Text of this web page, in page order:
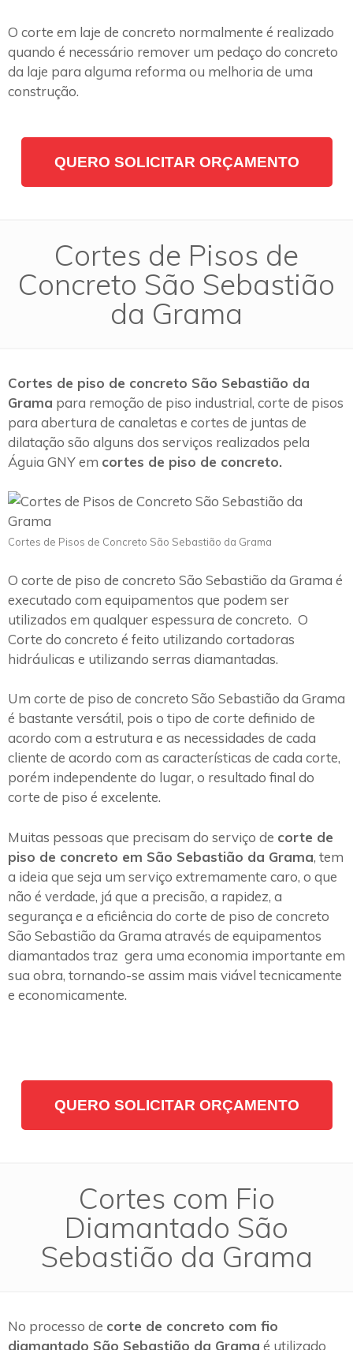
O corte em laje de concreto normalmente é realizado
quando é necessário remover um pedaço do concreto
da laje para alguma reforma ou melhoria de uma
construção.
QUERO SOLICITAR ORÇAMENTO
Cortes de Pisos de
Concreto São Sebastião
da Grama
Cortes de piso de concreto São Sebastião da
Grama para remoção de piso industrial, corte de pisos
para abertura de canaletas e cortes de juntas de
dilatação são alguns dos serviços realizados pela
Águia GNY em cortes de piso de concreto.
Cortes de Pisos de Concreto São Sebastião da Grama
O corte de piso de concreto São Sebastião da Grama é
executado com equipamentos que podem ser
utilizados em qualquer espessura de concreto. O
Corte do concreto é feito utilizando cortadoras
hidráulicas e utilizando serras diamantadas.
Um corte de piso de concreto São Sebastião da Grama
é bastante versátil, pois o tipo de corte definido de
acordo com a estrutura e as necessidades de cada
cliente de acordo com as características de cada corte,
porém independente do lugar, o resultado final do
corte de piso é excelente.
Muitas pessoas que precisam do serviço de corte de
piso de concreto em São Sebastião da Grama, tem
a ideia que seja um serviço extremamente caro, o que
não é verdade, já que a precisão, a rapidez, a
segurança e a eficiência do corte de piso de concreto
São Sebastião da Grama através de equipamentos
diamantados traz gera uma economia importante em
sua obra, tornando-se assim mais viável tecnicamente
e economicamente.
QUERO SOLICITAR ORÇAMENTO
Cortes com Fio
Diamantado São
Sebastião da Grama
No processo de corte de concreto com fio
diamantado São Sebastião da Grama é utilizado